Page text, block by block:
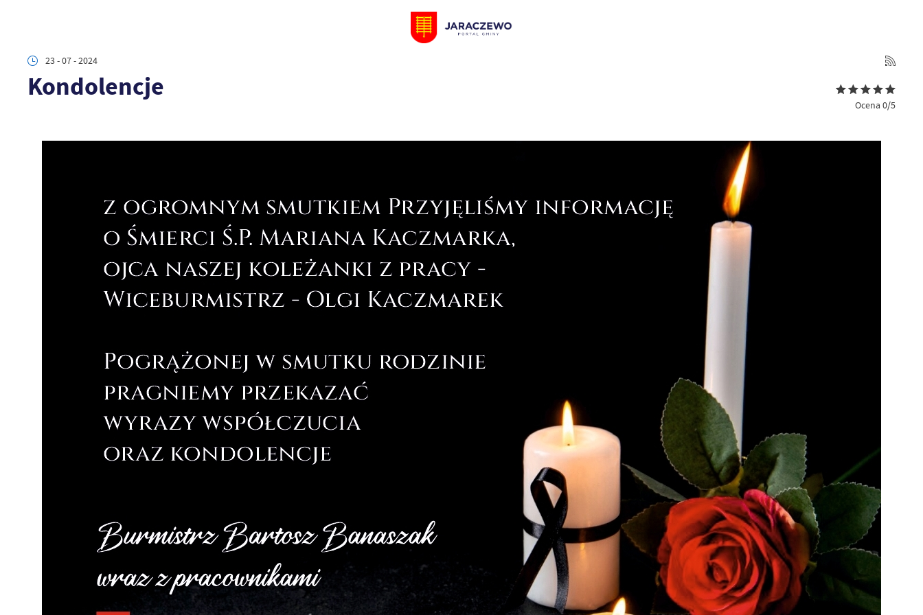
23 - 07 - 2024
Kondolencje
Ocena 0/5